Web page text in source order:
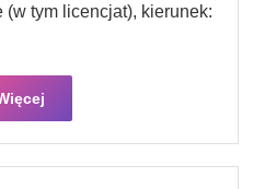
(w tym licencjat), kierunek: